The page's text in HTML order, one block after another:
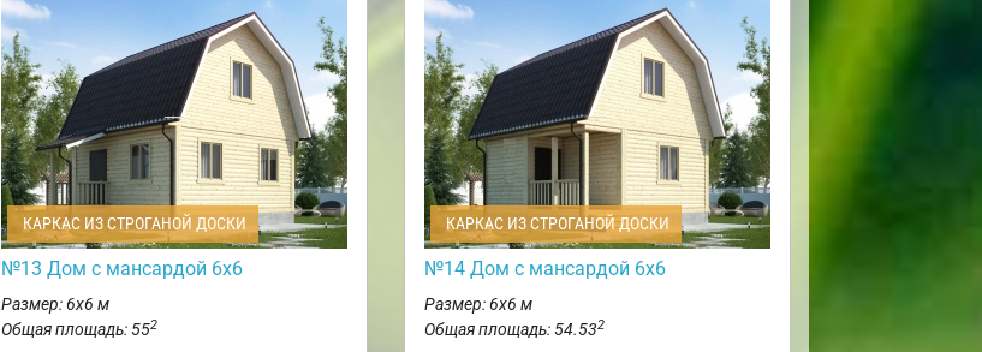
КАРКАС ИЗ СТРОГАНОЙ ДОСКИ
№13 Дом с мансардой 6х6
Размер: 6х6 м
Общая площадь: 552
КАРКАС ИЗ СТРОГАНОЙ ДОСКИ
№14 Дом с мансардой 6х6
Размер: 6х6 м
Общая площадь: 54.532